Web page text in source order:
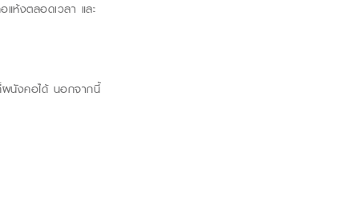
ห้งตลอดเวลา และ
ผนังคอได้ นอกจากนี้